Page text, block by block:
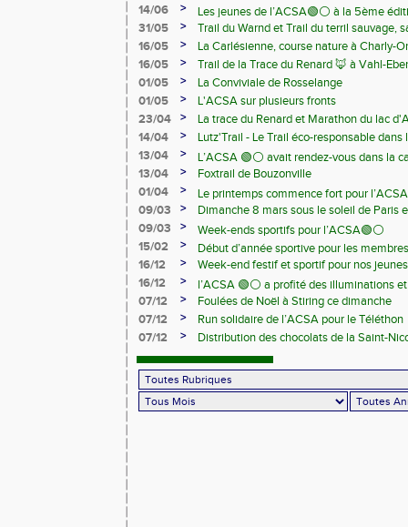
14/06
>
Les jeunes de l’ACSA🟢⚪️ à la 5ème
Samedi 13 juin
31/05 >
Trail du Warnd et Trail du terril sauvage,
16/05
>
La Carlésienne, course nature à Charly-
16/05
>
Trail de la Trace du Renard 🦊 à Vahl-
01/05
>
La Conviviale de Rosselange
01/05
>
L'ACSA sur plusieurs fronts
23/04
>
La trace du Renard et Marathon du lac
14/04
>
Lutz'Trail - Le Trail éco-responsable dans
13/04
>
L’ACSA 🟢⚪️ avait rendez-vous dans la
13/04
>
Foxtrail de Bouzonville
01/04
>
Le printemps commence fort pour
09/03
>
Dimanche 8 mars sous le soleil de Paris
09/03
>
Week-ends sportifs pour l’ACSA🟢⚪️
15/02
>
Début d’année sportive pour les
16/12
>
Week-end festif et sportif pour nos
16/12
>
l’ACSA 🟢⚪️ a profité des illuminations
07/12
>
Foulées de Noël à Stiring ce dimanche
07/12
>
Run solidaire de l’ACSA pour le Téléthon
07/12
> Distribution des chocolats de la Saint-